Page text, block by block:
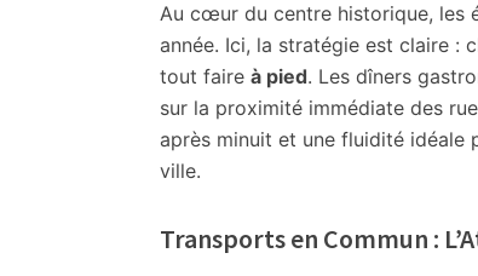
Soirées,
Sorties
Métro,
Bus
★
Toutes
fêtes
Au cœur du centre historique, les
année. Ici, la stratégie est claire :
tout faire à pied. Les dîners
sur la proximité immédiate des
après minuit et une fluidité idéale
ville.
Transports en Commun :